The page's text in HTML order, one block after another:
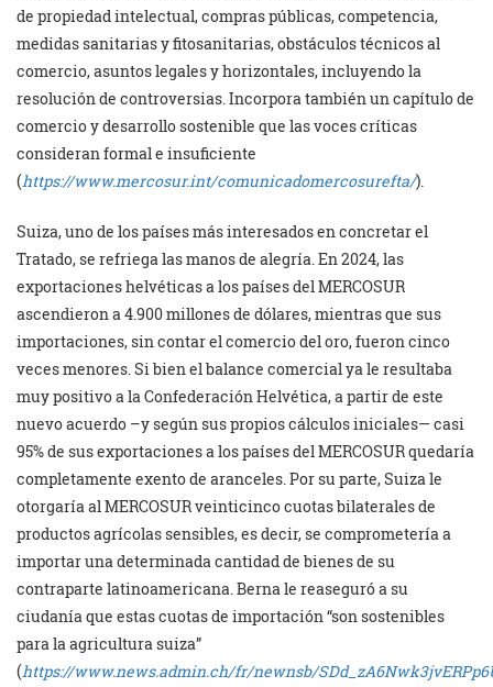
de propiedad intelectual, compras públicas, competencia,
medidas sanitarias y fitosanitarias, obstáculos técnicos al
comercio, asuntos legales y horizontales, incluyendo la
resolución de controversias. Incorpora también un capítulo de
comercio y desarrollo sostenible que las voces críticas
consideran formal e insuficiente
(https://www.mercosur.int/comunicadomercosurefta/).
Suiza, uno de los países más interesados en concretar el
Tratado, se refriega las manos de alegría. En 2024, las
exportaciones helvéticas a los países del MERCOSUR
ascendieron a 4.900 millones de dólares, mientras que sus
importaciones, sin contar el comercio del oro, fueron cinco
veces menores. Si bien el balance comercial ya le resultaba
muy positivo a la Confederación Helvética, a partir de este
nuevo acuerdo –y según sus propios cálculos iniciales— casi
95% de sus exportaciones a los países del MERCOSUR quedaría
completamente exento de aranceles. Por su parte, Suiza le
otorgaría al MERCOSUR veinticinco cuotas bilaterales de
productos agrícolas sensibles, es decir, se comprometería a
importar una determinada cantidad de bienes de su
contraparte latinoamericana. Berna le reaseguró a su
ciudanía que estas cuotas de importación “son sostenibles
para la agricultura suiza”
(https://www.news.admin.ch/fr/newnsb/